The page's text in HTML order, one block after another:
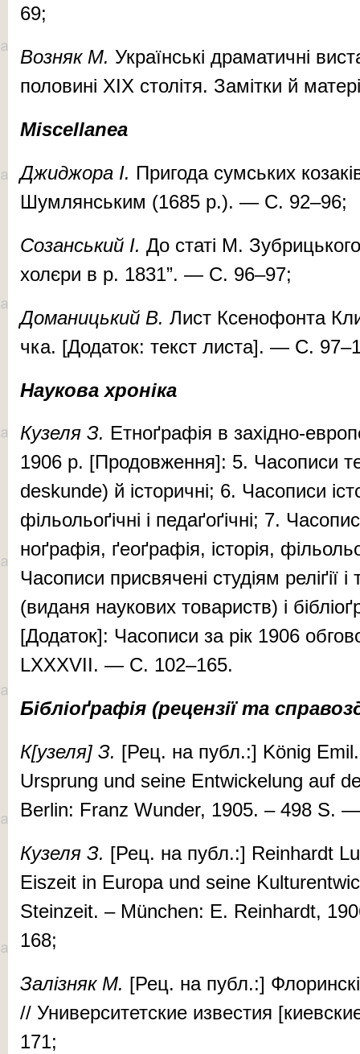
69;
Воз­­няк М. Ук­ра­їн­ські дра­ма­тич­ні
по­ло­ви­ні XIX сто­лі­тя. За­міт­ки й
Miscellanea
Джид­жо­ра І. При­го­да сум­ських
Шум­лян­ським (1685 р.). — С. 92–96;
Со­зан­ський І. До ста­ті М.
хо­лє­ри в р. 1831”. — С. 96–97;
До­ма­ниць­кий В. Лист Ксе­но­фон­та
чка. [Додаток: тек­ст лис­та]. — С.
Наукова хроніка
Ку­зе­ля З. Ет­ноґ­ра­фія в за­хід­но-
1906 р. [Про­дов­жен­ня]: 5. Ча­со­пи­си
deskunde) й іс­то­рич­ні; 6. Ча­со­пи­си
філь­оль­о­ґіч­ні і пе­да­ґо­ґіч­ні; 7.
ноґ­ра­фія, ґе­оґ­ра­фія, іс­то­рія,
Ча­со­пи­си прис­вя­че­ні сту­ді­ям ре­лі­ґії і
(ви­даня на­у­ко­вих то­ва­риств) і
[Додаток]: Ча­со­пи­си за рік 1906
LXXXVII. — С. 102–165.
Бібліоґрафія (рецензії та
К[узе­ля] З. [Рец. на публ.:] König
Ursprung und seine Entwick­elung auf
Ber­lin: Franz Wunder, 1905. – 498 S.
Ку­зе­ля З. [Рец. на публ.:] Reinhardt
Eiszeit in Eu­ro­pa und seine
Steinzeit. – München: E. Reinhardt,
168;
За­ліз­няк М. [Рец. на публ.:]
// Уни­вер­си­тет­ские из­вес­тия
171;